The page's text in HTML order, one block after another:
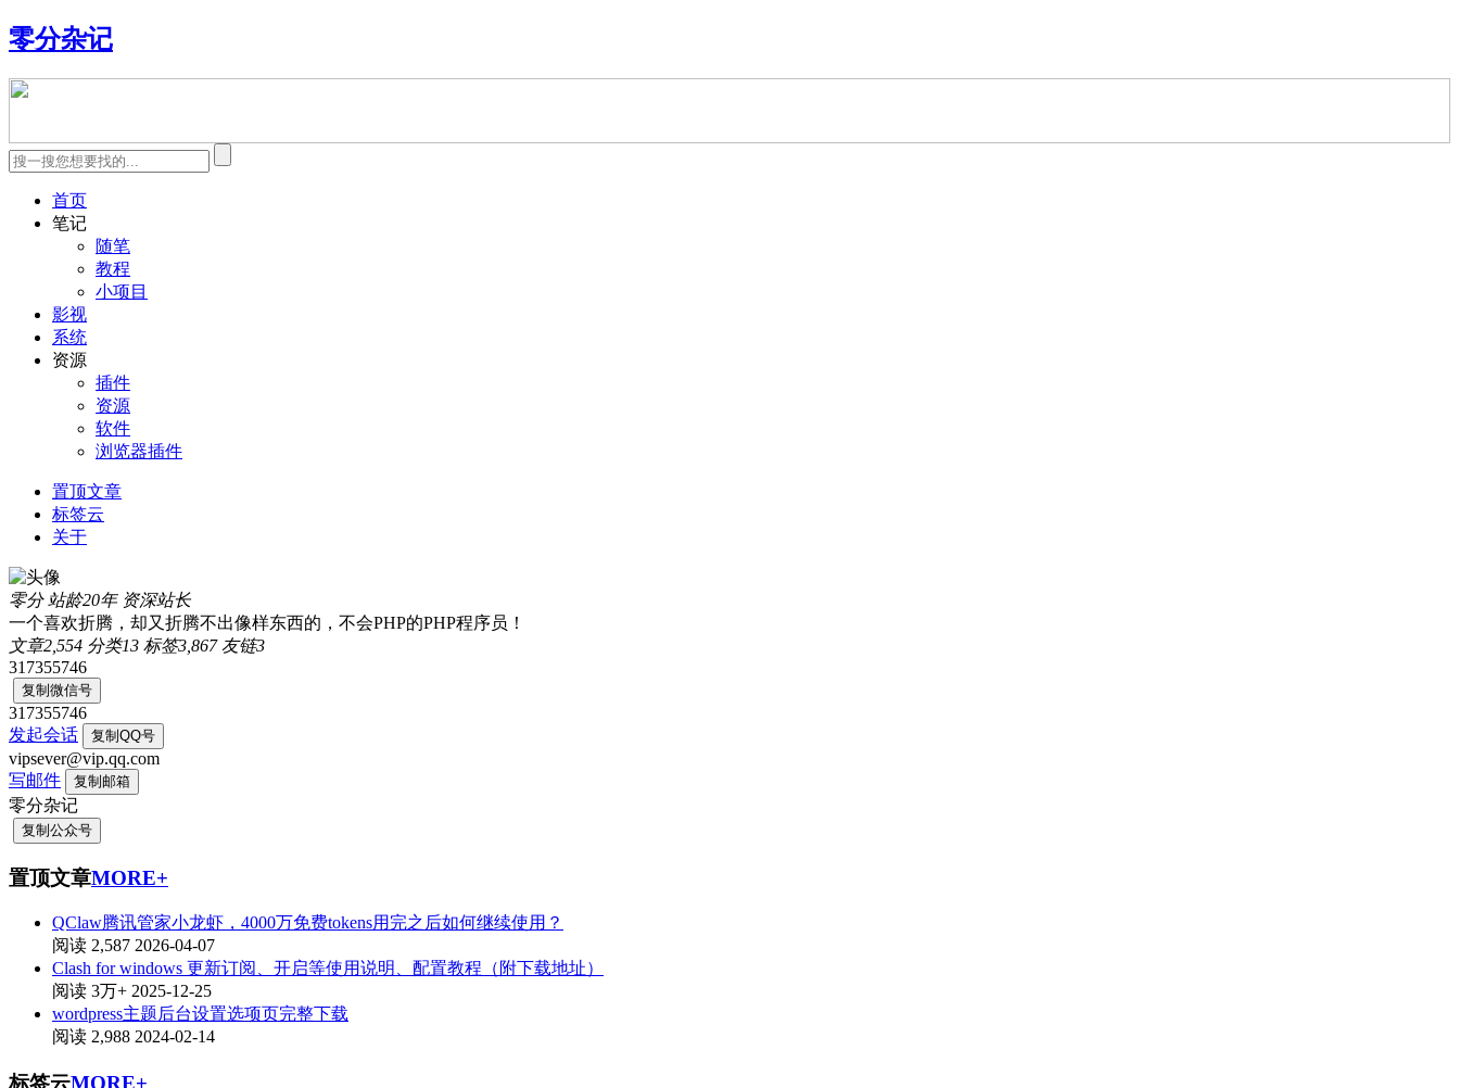
零分杂记
首页
笔记
随笔
教程
小项目
影视
系统
资源
插件
资源
软件
浏览器插件
置顶文章
标签云
关于
零分 站龄20年 资深站长
一个喜欢折腾，却又折腾不出像样东西的，不会PHP的PHP程序员！
文章2,554 分类13 标签3,867 友链3
317355746
复制微信号
317355746
发起会话
复制QQ号
vipsever@vip.qq.com
写邮件
复制邮箱
零分杂记
复制公众号
置顶文章MORE+
QClaw腾讯管家小龙虾，4000万免费tokens用完之后如何继续使用？
阅读 2,587 2026-04-07
Clash for windows 更新订阅、开启等使用说明、配置教程（附下载地址）
阅读 3万+ 2025-12-25
wordpress主题后台设置选项页完整下载
阅读 2,988 2024-02-14
标签云MORE+